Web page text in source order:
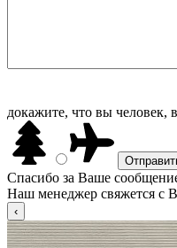
докажите, что вы человек,
Спасибо за Ваше
Наш менеджер свяжется с